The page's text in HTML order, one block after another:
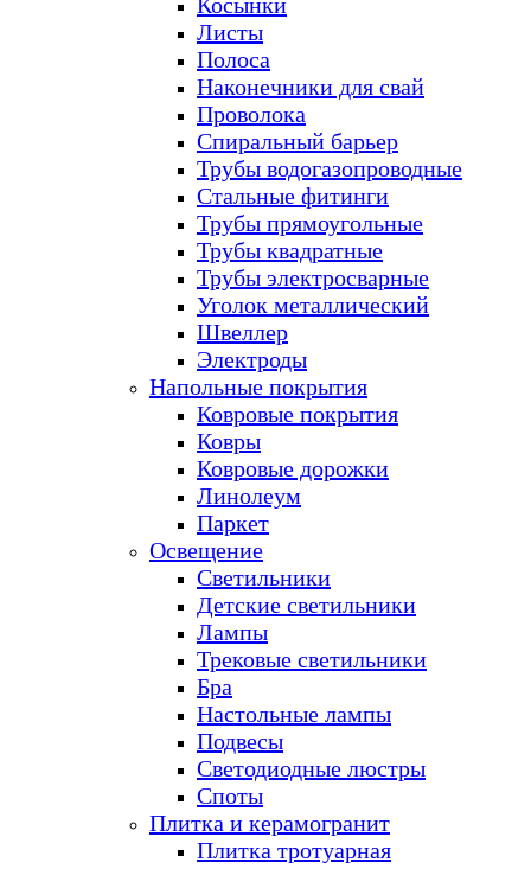
Листы
Полоса
Наконечники для свай
Проволока
Спиральный барьер
Трубы водогазопроводные
Стальные фитинги
Трубы прямоугольные
Трубы квадратные
Трубы электросварные
Уголок металлический
Швеллер
Электроды
Напольные покрытия
Ковровые покрытия
Ковры
Ковровые дорожки
Линолеум
Паркет
Освещение
Светильники
Детские светильники
Лампы
Трековые светильники
Бра
Настольные лампы
Подвесы
Светодиодные люстры
Споты
Плитка и керамогранит
Плитка тротуарная